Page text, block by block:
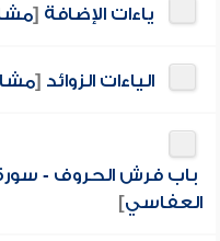
ياءات الإضافة [
الياءات الزوائد [
باب فرش الحروف - سورة
العفاسي]